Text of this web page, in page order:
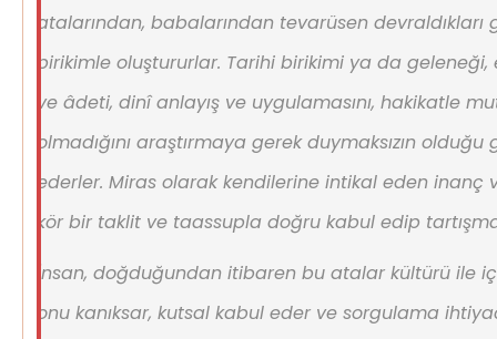
atalarından, babalarından tevarüsen
birikimle oluştururlar. Tarihi birikimi ya da geleneği,
ve âdeti, dinî anlayış ve uygulamasını, hakikatle
olmadığını araştırmaya gerek duymaksızın
ederler. Miras olarak kendilerine intikal eden
kör bir taklit ve taassupla doğru kabul edip
İnsan, doğduğundan itibaren bu atalar kültürü ile
onu kanıksar, kutsal kabul eder ve sorgulama